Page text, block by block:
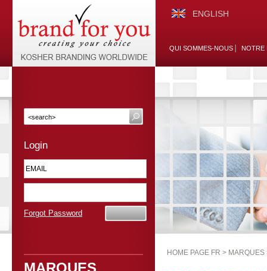
ENGLISH
QUI SOMMES-NOUS NOTRE
Login
Forgot Password
MARQUES
HOME PAGE FR > MARQUES